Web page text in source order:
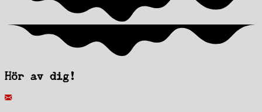
Hör av dig!